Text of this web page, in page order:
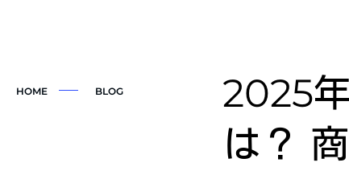
HOME BLOG
2025
は？